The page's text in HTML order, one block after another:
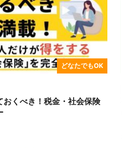
どなたでもOK
おくべき！税金・社会保険